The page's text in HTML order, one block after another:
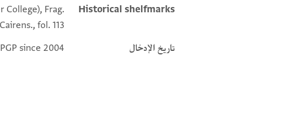
Historical shelfmarks
College), Frag.
Cairens., fol. 113
تاريخ الإدخال
since 2004